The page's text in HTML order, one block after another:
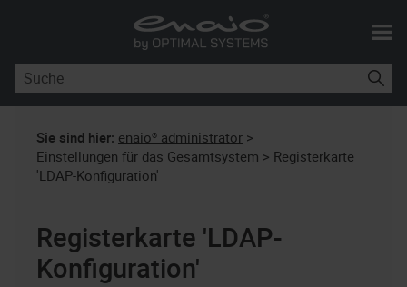
Skip To Main Content
Sie sind hier: enaio® administrator >
Einstellungen für das Gesamtsystem > Registerkarte
'LDAP-Konfiguration'
Registerkarte 'LDAP-
Konfiguration'